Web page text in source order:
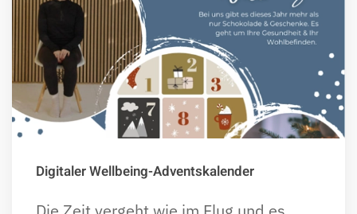
Digitaler Wellbeing-Adventskalender